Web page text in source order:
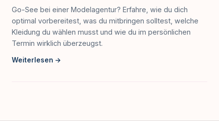
Go-See bei einer Modelagentur? Erfahre, wie du dich
optimal vorbereitest, was du mitbringen solltest, welche
Kleidung du wählen musst und wie du im persönlichen
Termin wirklich überzeugst.
Weiterlesen →